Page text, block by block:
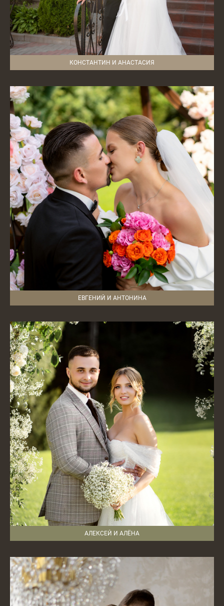
КОНСТАНТИН И АНАСТАСИЯ
ЕВГЕНИЙ И АНТОНИНА
АЛЕКСЕЙ И АЛЁНА